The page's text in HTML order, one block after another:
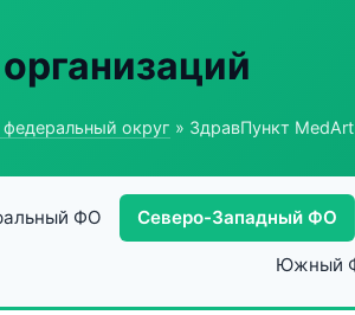
округ » ЗдравПункт
ФО Северо-Западный ФО
Южный